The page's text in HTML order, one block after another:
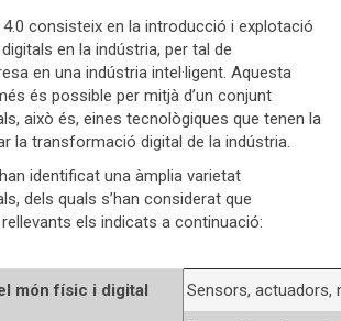
4.0 consisteix en la introducció i explotació
en la indústria, per tal de
en una indústria intel·ligent. Aquesta
és possible per mitjà d’un conjunt
això és, eines tecnològiques que tenen la
la transformació digital de la indústria.
identificat una àmplia varietat
dels quals s’han considerat que
els indicats a continuació:
món físic i digital Sensors, actuadors,